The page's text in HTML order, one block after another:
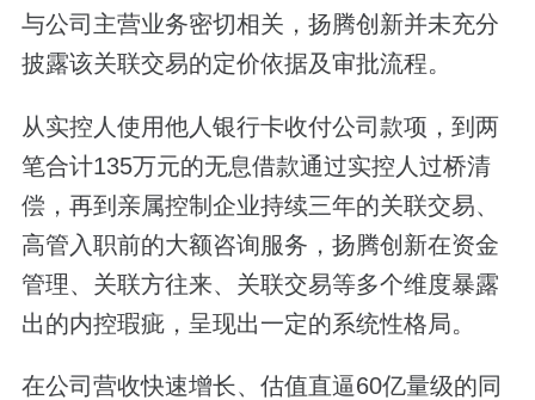
与公司主营业务密切相关，扬腾创新并未充分
披露该关联交易的定价依据及审批流程。
从实控人使用他人银行卡收付公司款项，到两
笔合计135万元的无息借款通过实控人过桥清
偿，再到亲属控制企业持续三年的关联交易、
高管入职前的大额咨询服务，扬腾创新在资金
管理、关联方往来、关联交易等多个维度暴露
出的内控瑕疵，呈现出一定的系统性格局。
在公司营收快速增长、估值直逼60亿量级的同